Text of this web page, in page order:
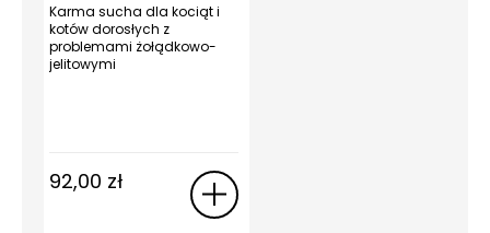
Karma sucha dla kociąt i
kotów dorosłych z
problemami żołądkowo-
jelitowymi
92,00 zł